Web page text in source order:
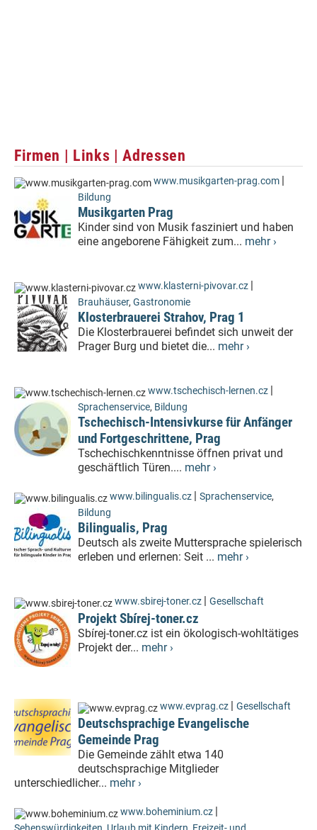
Firmen | Links | Adressen
www.musikgarten-prag.com |
Bildung
Musikgarten Prag
Kinder sind von Musik fasziniert und haben
eine angeborene Fähigkeit zum... mehr ›
www.klasterni-pivovar.cz |
Brauhäuser, Gastronomie
Klosterbrauerei Strahov, Prag 1
Die Klosterbrauerei befindet sich unweit der
Prager Burg und bietet die... mehr ›
www.tschechisch-lernen.cz |
Sprachenservice, Bildung
Tschechisch-Intensivkurse für Anfänger
und Fortgeschrittene, Prag
Tschechischkenntnisse öffnen privat und
geschäftlich Türen.... mehr ›
www.bilingualis.cz | Sprachenservice,
Bildung
Bilingualis, Prag
Deutsch als zweite Muttersprache spielerisch
erleben und erlernen: Seit ... mehr ›
www.sbirej-toner.cz | Gesellschaft
Projekt Sbírej-toner.cz
Sbírej-toner.cz ist ein ökologisch-wohltätiges
Projekt der... mehr ›
www.evprag.cz | Gesellschaft
Deutschsprachige Evangelische
Gemeinde Prag
Die Gemeinde zählt etwa 140
deutschsprachige Mitglieder
unterschiedlicher... mehr ›
www.boheminium.cz |